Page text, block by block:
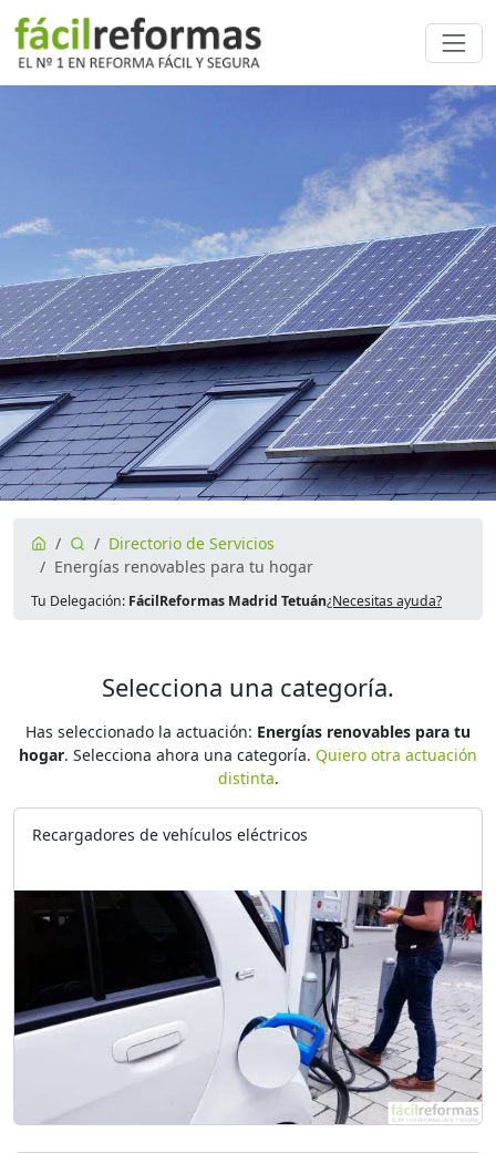
Directorio de Servicios
Energías renovables para tu hogar
Tu Delegación: FácilReformas Madrid Tetuán¿Necesitas ayuda?
Selecciona una categoría.
Has seleccionado la actuación: Energías renovables para tu
hogar. Selecciona ahora una categoría. Quiero otra actuación
distinta.
Recargadores de vehículos eléctricos